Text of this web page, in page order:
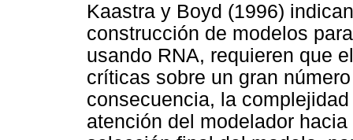
Kaastra y Boyd (1996)
construcción de modelos
usando RNA, requieren que
críticas sobre un gran
consecuencia, la
atención del modelador